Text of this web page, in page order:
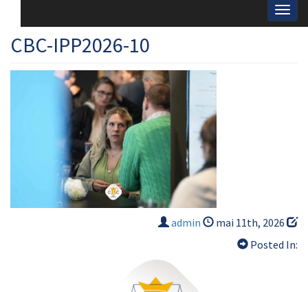
CBC-IPP2026-10
admin
mai 11th, 2026
Posted In: